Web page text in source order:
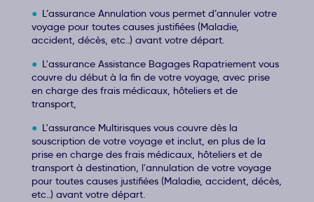
L’assurance Annulation vous permet d’annuler votre
voyage pour toutes causes justifiées (Maladie,
accident, décès, etc..) avant votre départ.
L'assurance Assistance Bagages Rapatriement vous
couvre du début à la fin de votre voyage, avec prise
en charge des frais médicaux, hôteliers et de
transport,
L'assurance Multirisques vous couvre dès la
souscription de votre voyage et inclut, en plus de la
prise en charge des frais médicaux, hôteliers et de
transport à destination, l'annulation de votre voyage
pour toutes causes justifiées (Maladie, accident, décès,
etc..) avant votre départ.